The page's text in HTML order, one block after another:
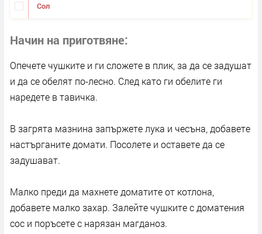
Сол
Начин на приготвяне
Опечете чушките и ги сложете в плик, за да се задушат
и да се обелят по-лесно. След като ги обелите ги
наредете в тавичка.
В загрята мазнина запържете лука и чесъна, добавете
настърганите домати. Посолете и оставете да се
задушават.
Малко преди да махнете доматите от котлона,
добавете малко захар. Залейте чушките с доматения
сос и поръсете с нарязан магданоз.